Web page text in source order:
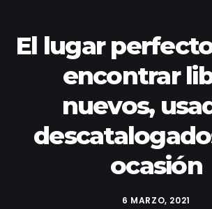
El lugar
encontrar
nuevos,
ocasión
6 MARZO, 2021